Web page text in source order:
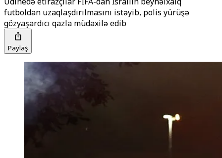
futboldan uzaqlaşdırılmasını istəyib, polis yürüşə
gözyaşardıcı qazla müdaxilə edib
Paylaş